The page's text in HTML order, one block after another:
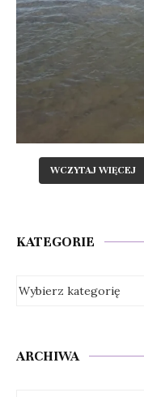
WCZYTAJ WIĘCEJ
KATEGORIE
ARCHIWA